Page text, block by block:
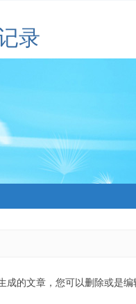
录
成的文章，您可以删除或是编